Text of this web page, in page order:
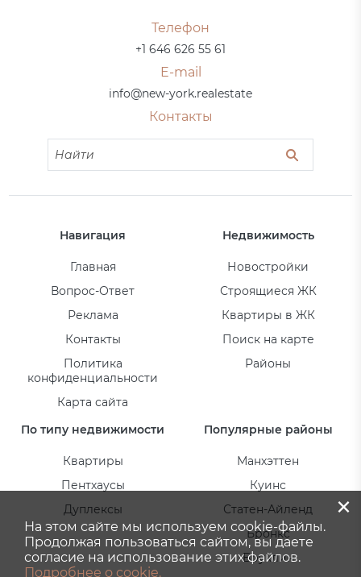
Телефон
+1 646 626 55 61
E-mail
info@new-york.realestate
Контакты
Навигация
Главная
Вопрос-Ответ
Реклама
Контакты
Политика
конфиденциальности
Карта сайта
Недвижимость
Новостройки
Строящиеся ЖК
Квартиры в ЖК
Поиск на карте
Районы
По типу недвижимости
Квартиры
Пентхаусы
Дуплексы
Популярные районы
Манхэттен
Куинс
Статен-Айленд
Бронкс
Бруклин
×
На этом сайте мы используем cookie-файлы.
Продолжая пользоваться сайтом, вы даете
согласие на использование этих файлов.
Подробнее о cookie.